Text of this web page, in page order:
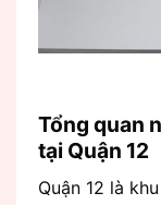
Tổng quan
tại Quận 12
Quận 12 là